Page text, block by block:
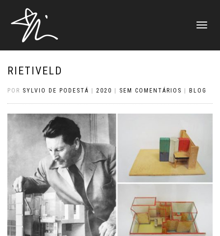
ALTERNAR
RIETIVELD
POR SYLVIO DE PODESTÁ 2020 SEM COMENTÁRIOS BLOG